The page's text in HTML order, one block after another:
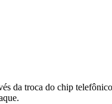
da troca do chip